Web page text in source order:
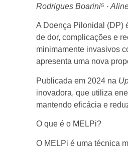
Rodrigues Boarini⁵ ·
A Doença Pilonidal (DP)
de dor, complicações e
minimamente invasivos
apresenta uma nova
Publicada em 2024 na
inovadora, que utiliza
mantendo eficácia e
O que é o MELPi?
O MELPi é uma técnica